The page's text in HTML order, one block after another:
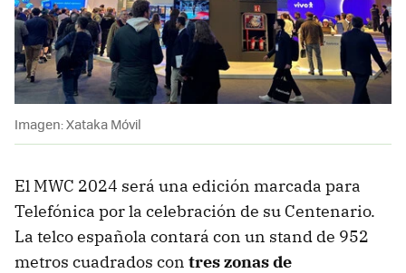
Imagen: Xataka Móvil
El MWC 2024 será una edición marcada para
Telefónica por la celebración de su Centenario.
La telco española contará con un stand de 952
metros cuadrados con tres zonas de